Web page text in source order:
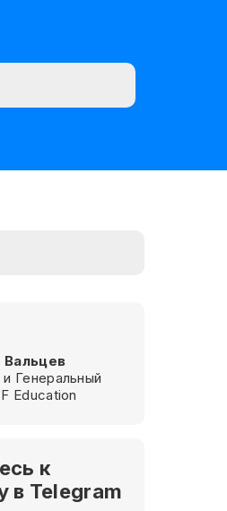
Генеральный
Education
к
в Telegram